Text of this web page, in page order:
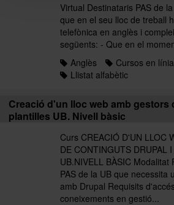
Virtual Destinataris PAS de
que en el seu lloc de treball
telefònica en anglès i
següents: - Que en el
Anglès
Cursos en línia
Llistat alfabètic
Creació d'un lloc web amb
plantilles UB. Nivell bàsic
Curs CREACIÓ D'UN LLOC
DE CONTINGUTS DRUPAL
UB.NIVELL BÀSIC
PAS de la UB que necessita
amb Drupal Requisits
coneixements en gestió...